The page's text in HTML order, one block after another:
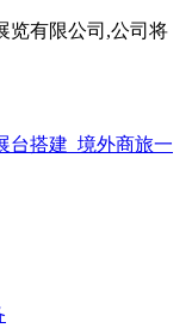
览有限公司,公司将